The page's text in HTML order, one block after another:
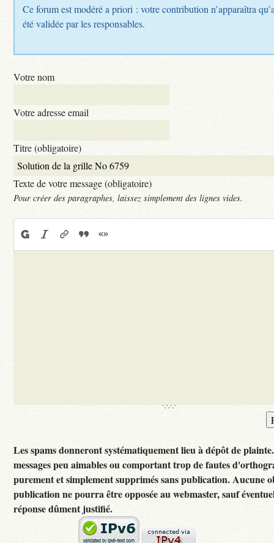
Ce forum est modéré a priori : votre contribution n’apparaîtra
été validée par les responsables.
Votre nom
Votre adresse email
Titre (obligatoire)
Texte de votre message (obligatoire)
Pour créer des paragraphes, laissez simplement des lignes vides.
Les spams donneront systématiquement lieu à dépôt de
messages peu aimables ou comportant trop de fautes
purement et simplement supprimés sans publication. Aucune
publication ne pourra être opposée au webmaster, sauf
réponse dûment justifié.